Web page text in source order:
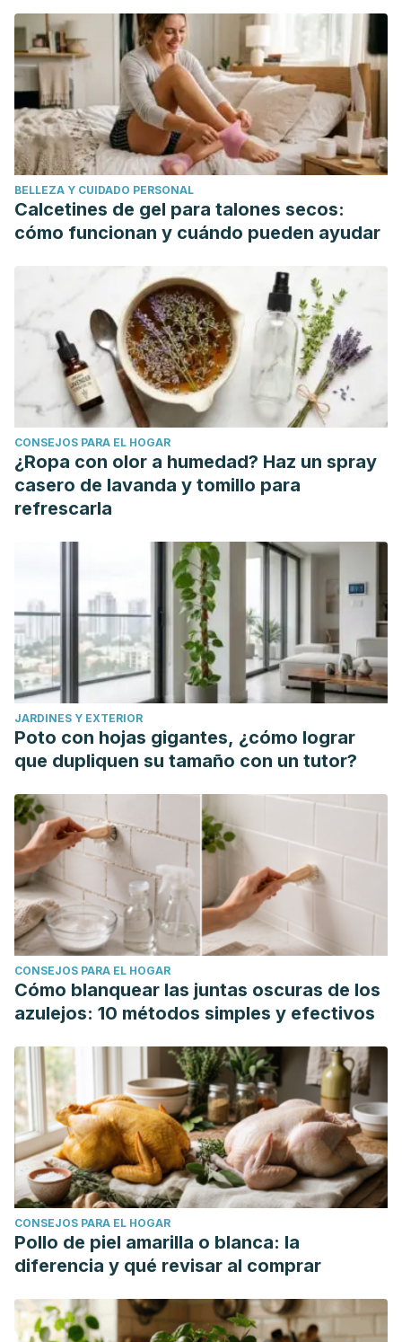
resting-state functional magnetic resonance imaging
study”Frontiers in human neuroscience vol. 9 71. 13 Feb.
2015, doi:10.3389/fnhum.2015.00071
BELLEZA Y CUIDADO PERSONAL
Calcetines de gel para talones secos:
cómo funcionan y cuándo pueden ayudar
CONSEJOS PARA EL HOGAR
¿Ropa con olor a humedad? Haz un spray
casero de lavanda y tomillo para
refrescarla
JARDINES Y EXTERIOR
Poto con hojas gigantes, ¿cómo lograr
que dupliquen su tamaño con un tutor?
CONSEJOS PARA EL HOGAR
Cómo blanquear las juntas oscuras de los
azulejos: 10 métodos simples y efectivos
CONSEJOS PARA EL HOGAR
Pollo de piel amarilla o blanca: la
diferencia y qué revisar al comprar